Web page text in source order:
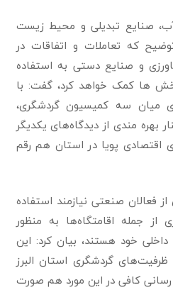
صنایع تبدیلی و محیط زیست
توضیح که تعاملات و اتفاقات در
و صنایع دستی به استفاده
ها کمک خواهد کرد، گفت: با
میان سه کمیسیون گردشگری،
بهره مندی از دیدگاه‌های یکدیگر
اقتصادی پویا در استان هم رقم
فعالان صنعتی نیازمند استفاده
از جمله اقامتگاه‌ها به منظور
داخلی خود هستند، بیان کرد: این
ظرفیت‌های گردشگری استان البرز
رسانی کافی در این مورد هم صورت